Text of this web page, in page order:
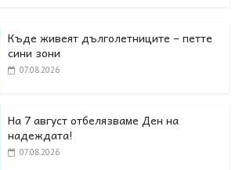
Къде живеят дълголетниците – петте
сини зони
07.08.2026
На 7 август отбелязваме Ден на
надеждата!
07.08.2026